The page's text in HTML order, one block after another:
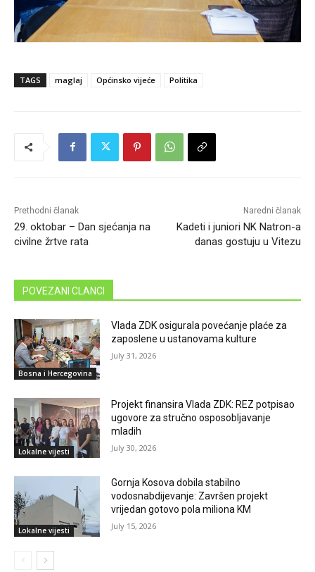
TAGS maglaj Općinsko vijeće Politika
Prethodni članak
29. oktobar – Dan sjećanja na
civilne žrtve rata
Naredni članak
Kadeti i juniori NK Natron-a
danas gostuju u Vitezu
POVEZANI CLANCI
Bosna i Hercegovina
Vlada ZDK osigurala povećanje plaće za
zaposlene u ustanovama kulture
July 31, 2026
Lokalne vijesti
Projekt finansira Vlada ZDK: REZ potpisao
ugovore za stručno osposobljavanje
mladih
July 30, 2026
Lokalne vijesti
Gornja Kosova dobila stabilno
vodosnabdijevanje: Završen projekt
vrijedan gotovo pola miliona KM
July 15, 2026